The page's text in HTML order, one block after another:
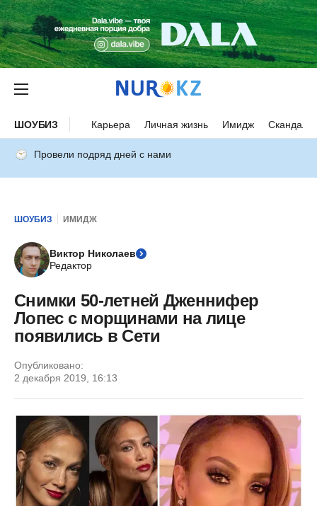
ШОУБИЗ Карьера Личная жизнь Имидж Скандалы
Провели подряд дней с нами
ШОУБИЗ ИМИДЖ
Виктор Николаев
Редактор
Снимки 50-летней Дженнифер
Лопес с морщинами на лице
появились в Сети
Опубликовано:
2 декабря 2019, 16:13